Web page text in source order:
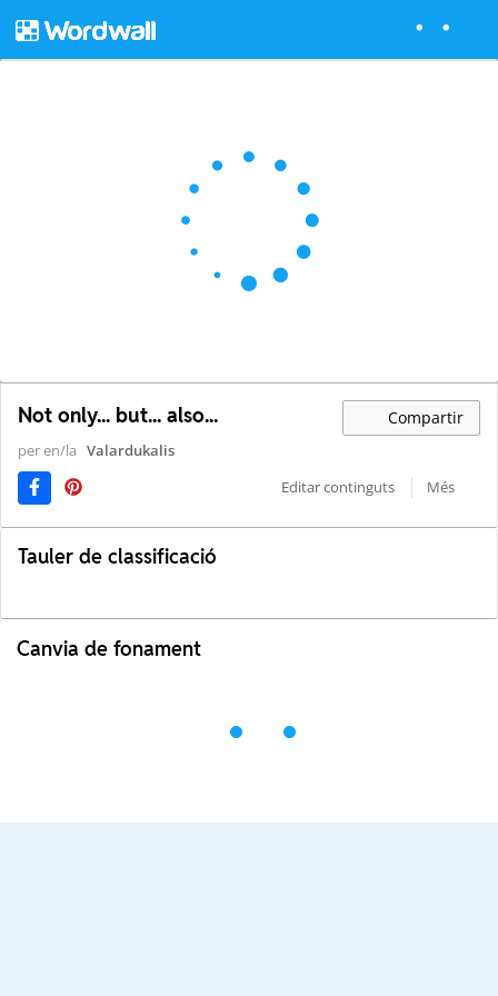
Not only... but... also... Compartir
per en/la Valardukalis
Editar continguts
Més
Tauler de classificació
Canvia de fonament